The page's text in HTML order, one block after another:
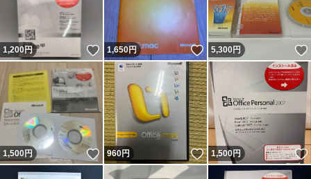
1,200円 いいね！
1,650円 いいね！
5,300円
1,500円 いいね！
960円 いいね！
1,500円